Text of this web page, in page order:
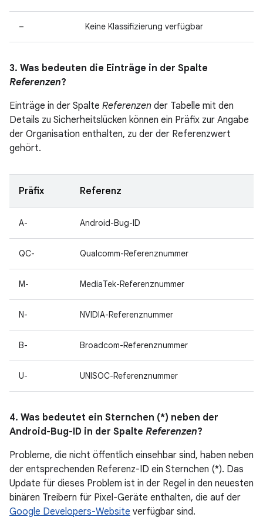
– Keine Klassifizierung verfügbar
3. Was bedeuten die Einträge in der Spalte
Referenzen?
Einträge in der Spalte Referenzen der Tabelle mit den
Details zu Sicherheitslücken können ein Präfix zur Angabe
der Organisation enthalten, zu der der Referenzwert
gehört.
Präfix Referenz
A- Android-Bug-ID
QC- Qualcomm-Referenznummer
M- MediaTek-Referenznummer
N- NVIDIA-Referenznummer
B- Broadcom-Referenznummer
U- UNISOC-Referenznummer
4. Was bedeutet ein Sternchen (*) neben der
Android-Bug-ID in der Spalte Referenzen?
Probleme, die nicht öffentlich einsehbar sind, haben neben
der entsprechenden Referenz-ID ein Sternchen (*). Das
Update für dieses Problem ist in der Regel in den neuesten
binären Treibern für Pixel-Geräte enthalten, die auf der
Google Developers-Website verfügbar sind.